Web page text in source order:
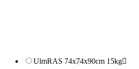
UlmRAS 74x74x90cm 15kg